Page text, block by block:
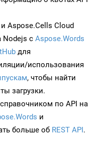
Aspose.Cells Cloud
Nodejs с Aspose.Words
для
использования
, чтобы найти
загрузки.
по API на
и
больше об REST API.